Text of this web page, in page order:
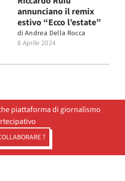
annunciano il remix
estivo “Ecco l’estate”
di Andrea Della Rocca
8 Aprile 2024
piattaforma di giornalismo
?